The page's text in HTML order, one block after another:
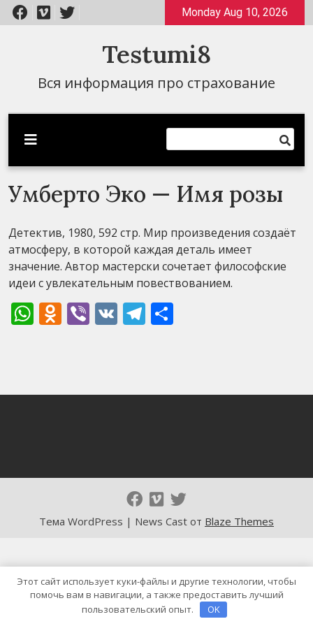
Перейти
к
Monday Aug 10, 2026
Testumi8
Вся информация про страхование
Умберто Эко — Имя розы
Детектив, 1980, 592 стр. Мир произведения создаёт
атмосферу, в которой каждая деталь имеет
значение. Автор мастерски сочетает философские
идеи с увлекательным повествованием.
WhatsApp
Odnoklassniki
Viber
VK Telegram
Тема WordPress | News Cast от Blaze Themes
Этот сайт использует куки-файлы и другие технологии, чтобы
помочь вам в навигации, а также предоставить лучший
пользовательский опыт.
OK